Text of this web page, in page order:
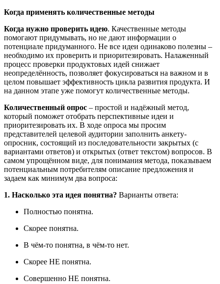
Когда применять количественные методы
Когда нужно проверить идею. Качественные методы
помогают придумывать, но не дают информации о
потенциале придуманного. Не все идеи одинаково полезны –
необходимо их проверить и приоритезировать. Налаженный
процесс проверки продуктовых идей снижает
неопределённость, позволяет фокусироваться на важном и в
целом повышает эффективность цикла развития продукта. И
на данном этапе уже помогут количественные методы.
Количественный опрос ‒ простой и надёжный метод,
который поможет отобрать перспективные идеи и
приоритезировать их. В ходе опроса мы просим
представителей целевой аудитории заполнить анкету-
опросник, состоящий из последовательности закрытых (с
вариантами ответов) и открытых (ответ текстом) вопросов. В
самом упрощённом виде, для понимания метода, показываем
потенциальным потребителям описание предложения и
задаем как минимум два вопроса:
1. Насколько эта идея понятна? Варианты ответа:
Полностью понятна.
Скорее понятна.
В чём-то понятна, в чём-то нет.
Скорее НЕ понятна.
Совершенно НЕ понятна.